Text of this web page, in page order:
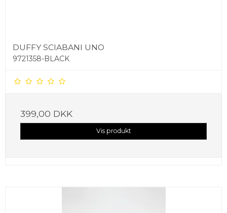
DUFFY SCIABANI UNO
9721358-BLACK
399,00 DKK
Vis produkt